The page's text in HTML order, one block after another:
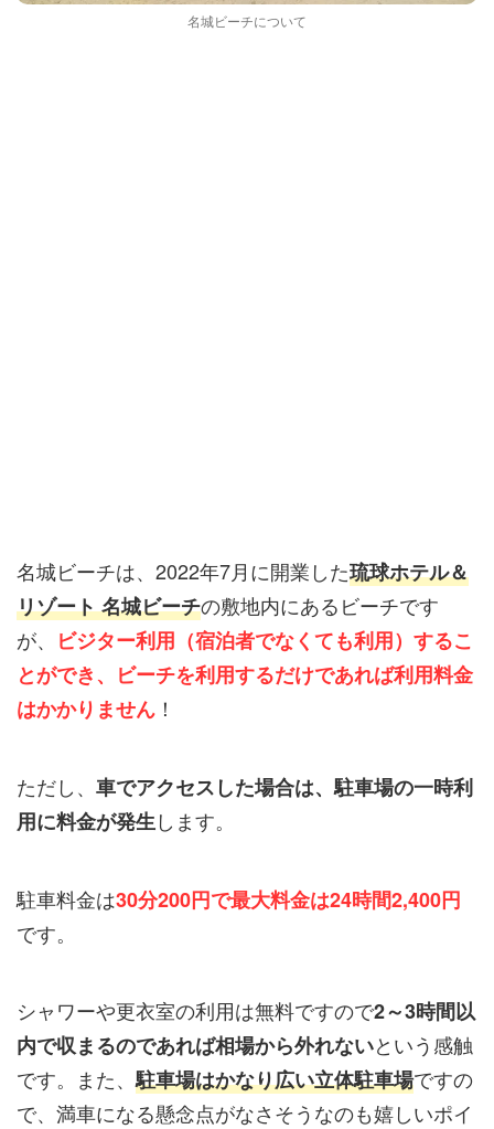
名城ビーチについて
名城ビーチは、2022年7月に開業した琉球ホテル＆
リゾート 名城ビーチの敷地内にあるビーチです
が、
ビジター利用（宿泊者でなくても利用）するこ
とができ、 ビーチを利用するだけであれば利用料金
はかかりません ！
ただし、 車でアクセスした場合は、駐車場の一時利
用に料金が発生します。
駐車料金は30分200円で最大料金は24時間2,400円
です。
シャワーや更衣室の利用は無料ですので2～3時間以
内で収まるのであれば相場から外れないという感触
です。また、駐車場はかなり広い立体駐車場ですの
で、満車になる懸念点がなさそうなのも嬉しいポイ